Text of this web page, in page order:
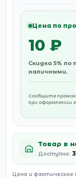
Цена по
10 ₽
Скидка 5% по
наличными.
Сообщите
при оформлении
Товар в
Доступно:
Цена и